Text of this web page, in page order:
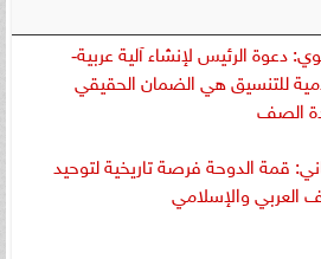
دعوة الرئيس لإنشاء آلية عربية‐
للتنسيق هي الضمان الحقيقي
الصف
قمة الدوحة فرصة تاريخية لتوحيد
العربي والإسلامي